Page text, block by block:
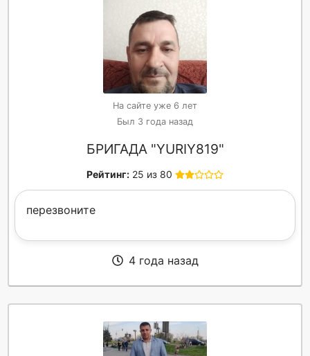
На сайте уже 6 лет
Был 3 года назад
БРИГАДА "YURIY819"
Рейтинг: 25 из 80
перезвоните
4 года назад